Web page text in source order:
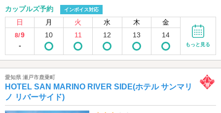
カップルズ予約 インボイス対応
日 月 火 水 木 金
8/9
-
10 11 12 13 14
もっと見る
愛知県 瀬戸市鹿乗町
HOTEL SAN MARINO RIVER SIDE(ホテル サンマリ
ノ リバーサイド)